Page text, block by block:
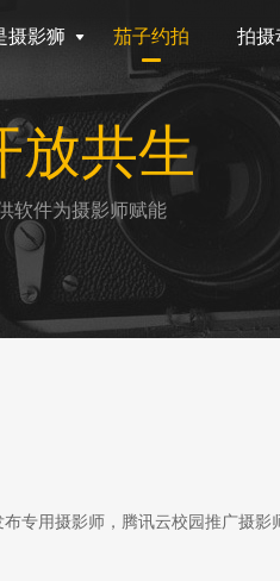
摄影狮 茄子约拍 拍摄
放共生
软件为摄影师赋能
专用摄影师，腾讯云校园推广摄